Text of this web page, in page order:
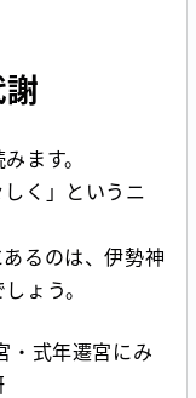
ます。
く」というニ
るのは、伊勢神
ょう。
・式年遷宮にみ